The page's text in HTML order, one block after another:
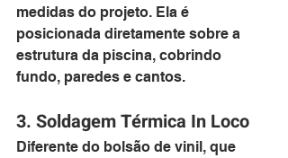
medidas do projeto. Ela é
posicionada diretamente sobre a
estrutura da piscina, cobrindo
fundo, paredes e cantos.
3. Soldagem Térmica In Loco
Diferente do bolsão de vinil, que